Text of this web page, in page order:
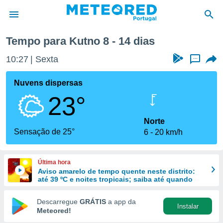
da
foi
fornecidas
a este
das
e
forma
digital
Tempo para Kutno 8 - 14 dias
10:27 Sexta ...
Nuvens dispersas
23°
Sensação de 25°
Norte
6
20 km/h
Última hora
Aviso amarelo de tempo quente neste distrito:
até 39 ºC e noites tropicais; saiba até quando
Descarregue GRÁTIS a app da
Meteored!
Instalar